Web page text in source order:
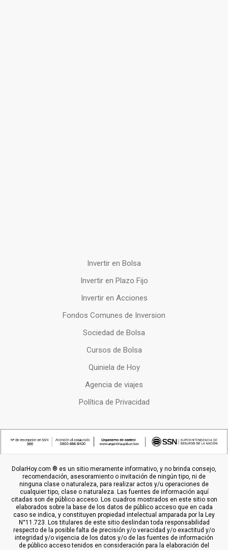
Invertir en Bolsa
Invertir en Plazo Fijo
Invertir en Acciones
Fondos Comunes de Inversion
Sociedad de Bolsa
Cursos de Bolsa
Quiniela de Hoy
Agencia de viajes
Política de Privacidad
DolarHoy.com ® es un sitio meramente informativo, y no brinda consejo,
recomendación, asesoramiento o invitación de ningún tipo, ni de
ninguna clase o naturaleza, para realizar actos y/u operaciones de
cualquier tipo, clase o naturaleza. Las fuentes de información aquí
citadas son de público acceso. Los cuadros mostrados en este sitio son
elaborados sobre la base de los datos de público acceso que en cada
caso se indica, y constituyen propiedad intelectual amparada por la Ley
N°11.723. Los titulares de este sitio deslindan toda responsabilidad
respecto de la posible falta de precisión y/o veracidad y/o exactitud y/o
integridad y/o vigencia de los datos y/o de las fuentes de información
de público acceso tenidos en consideración para la elaboración del